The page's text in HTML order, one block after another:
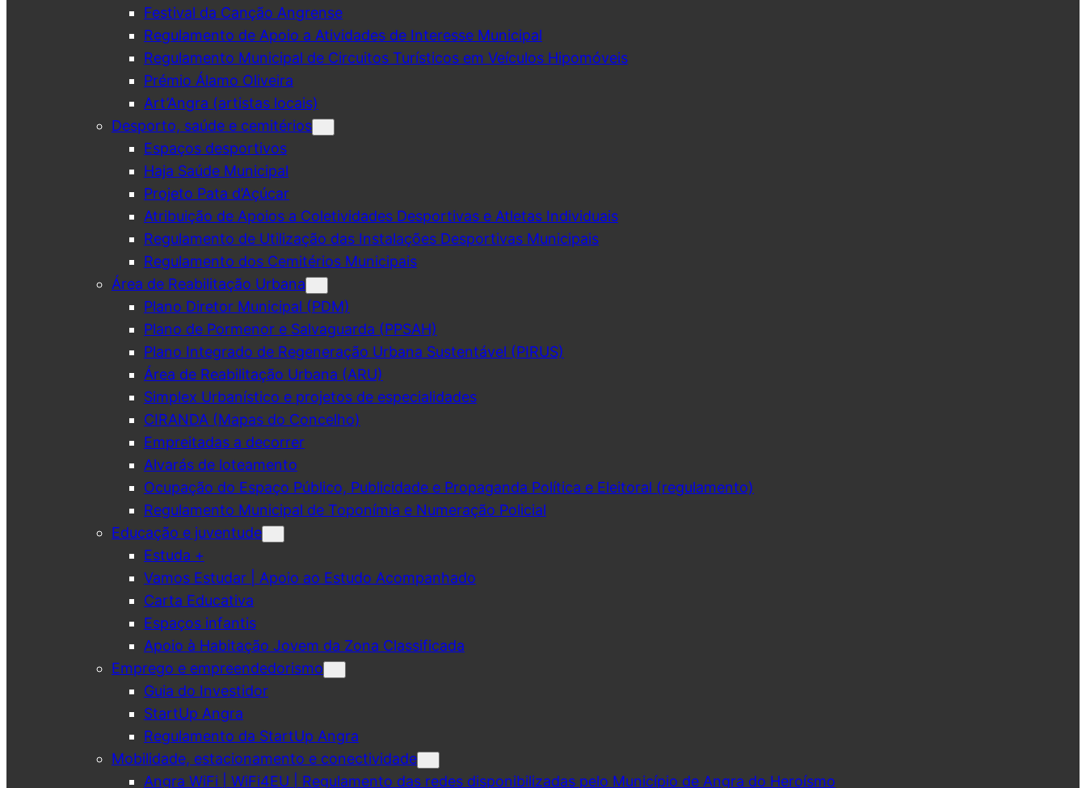
Festival da Canção Angrense
Regulamento de Apoio a Atividades de Interesse Municipal
Regulamento Municipal de Circuitos Turísticos em Veículos Hipomóveis
Prémio Álamo Oliveira
Art’Angra (artistas locais)
Desporto, saúde e cemitérios
Espaços desportivos
Haja Saúde Municipal
Projeto Pata d’Açúcar
Atribuição de Apoios a Coletividades Desportivas e Atletas Individuais
Regulamento de Utilização das Instalações Desportivas Municipais
Regulamento dos Cemitérios Municipais
Área de Reabilitação Urbana
Plano Diretor Municipal (PDM)
Plano de Pormenor e Salvaguarda (PPSAH)
Plano Integrado de Regeneração Urbana Sustentável (PIRUS)
Área de Reabilitação Urbana (ARU)
Simplex Urbanístico e projetos de especialidades
CIRANDA (Mapas do Concelho)
Empreitadas a decorrer
Alvarás de loteamento
Ocupação do Espaço Público, Publicidade e Propaganda Política e Eleitoral (regulamento)
Regulamento Municipal de Toponímia e Numeração Policial
Educação e juventude
Estuda +
Vamos Estudar | Apoio ao Estudo Acompanhado
Carta Educativa
Espaços infantis
Apoio à Habitação Jovem da Zona Classificada
Emprego e empreendedorismo
Guia do Investidor
StartUp Angra
Regulamento da StartUp Angra
Mobilidade, estacionamento e conectividade
Angra WiFi | WiFi4EU | Regulamento das redes disponibilizadas pelo Município de Angra do Heroísmo